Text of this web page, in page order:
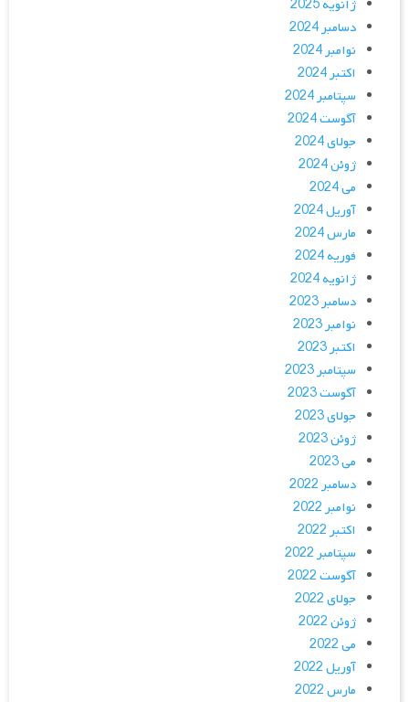
ژانویه 2025
دسامبر 2024
نوامبر 2024
اکتبر 2024
سپتامبر 2024
آگوست 2024
جولای 2024
ژوئن 2024
می 2024
آوریل 2024
مارس 2024
فوریه 2024
ژانویه 2024
دسامبر 2023
نوامبر 2023
اکتبر 2023
سپتامبر 2023
آگوست 2023
جولای 2023
ژوئن 2023
می 2023
دسامبر 2022
نوامبر 2022
اکتبر 2022
سپتامبر 2022
آگوست 2022
جولای 2022
ژوئن 2022
می 2022
آوریل 2022
مارس 2022